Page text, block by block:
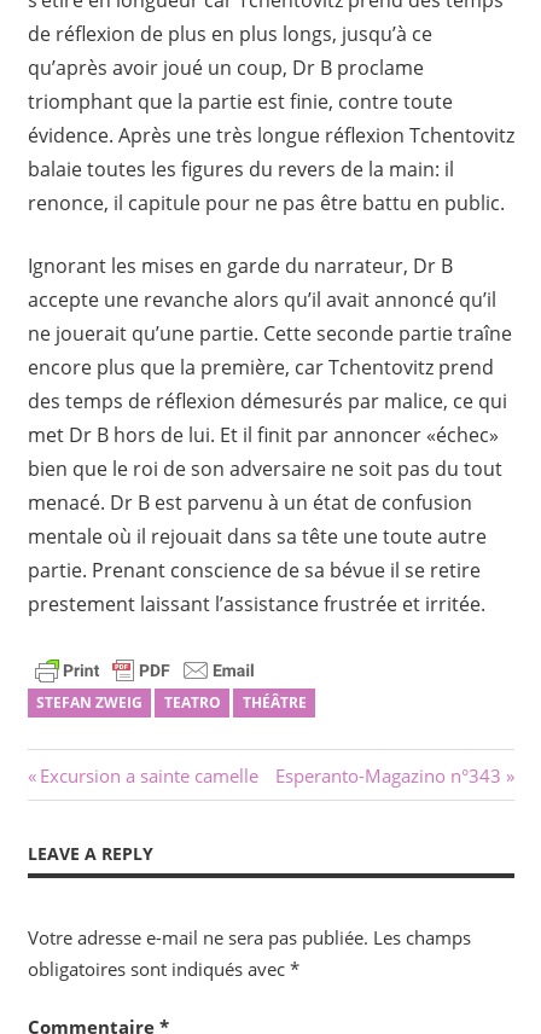
de réflexion de plus en plus longs, jusqu’à ce
qu’après avoir joué un coup, Dr B proclame
triomphant que la partie est finie, contre toute
évidence. Après une très longue réflexion Tchentovitz
balaie toutes les figures du revers de la main: il
renonce, il capitule pour ne pas être battu en public.
Ignorant les mises en garde du narrateur, Dr B
accepte une revanche alors qu’il avait annoncé qu’il
ne jouerait qu’une partie. Cette seconde partie traîne
encore plus que la première, car Tchentovitz prend
des temps de réflexion démesurés par malice, ce qui
met Dr B hors de lui. Et il finit par annoncer «échec»
bien que le roi de son adversaire ne soit pas du tout
menacé. Dr B est parvenu à un état de confusion
mentale où il rejouait dans sa tête une toute autre
partie. Prenant conscience de sa bévue il se retire
prestement laissant l’assistance frustrée et irritée.
STEFAN ZWEIG TEATRO THÉÂTRE
Navigation
l’article
Previous
Post:
Excursion a sainte camelle
Next
Post:
Esperanto-Magazino n°343
LEAVE A REPLY
Votre adresse e-mail ne sera pas publiée. Les champs
obligatoires sont indiqués avec *
Commentaire *